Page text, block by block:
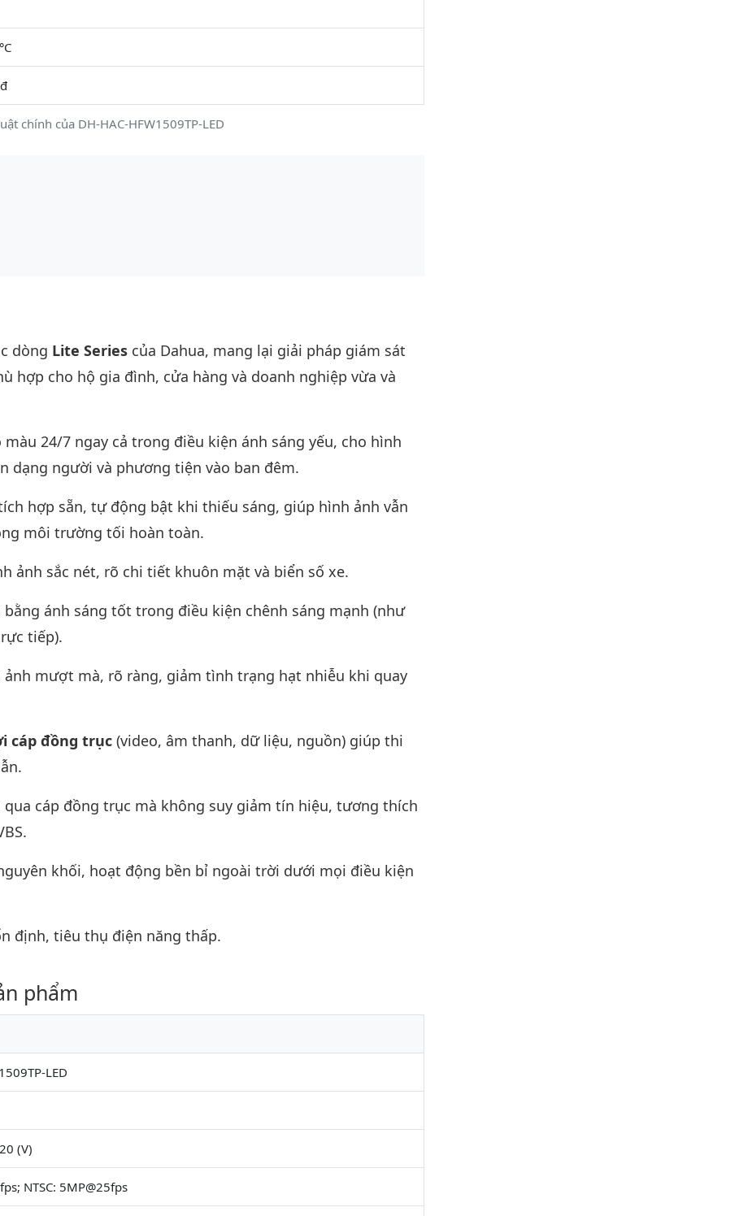
chính của DH-HAC-HFW1509TP-LED
dòng Lite Seriescủa Dahua, mang lại giải pháp giám sát
hợp cho hộ gia đình, cửa hàng và doanh nghiệp vừa và
24/7 ngay cả trong điều kiện ánh sáng yếu, cho hình
dạng người và phương tiện vào ban đêm.
hợp sẵn, tự động bật khi thiếu sáng, giúp hình ảnh vẫn
môi trường tối hoàn toàn.
ảnh sắc nét, rõ chi tiết khuôn mặt và biển số xe.
bằng ánh sáng tốt trong điều kiện chênh sáng mạnh (như
tiếp).
ảnh mượt mà, rõ ràng, giảm tình trạng hạt nhiễu khi quay
cáp đồng trục(video, âm thanh, dữ liệu, nguồn) giúp thi
qua cáp đồng trục mà không suy giảm tín hiệu, tương thích
khối, hoạt động bền bỉ ngoài trời dưới mọi điều kiện
định, tiêu thụ điện năng thấp.
phẩm
LED
(V)
NTSC: 5MP@25fps